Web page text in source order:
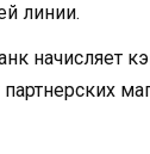
линии.
начисляет